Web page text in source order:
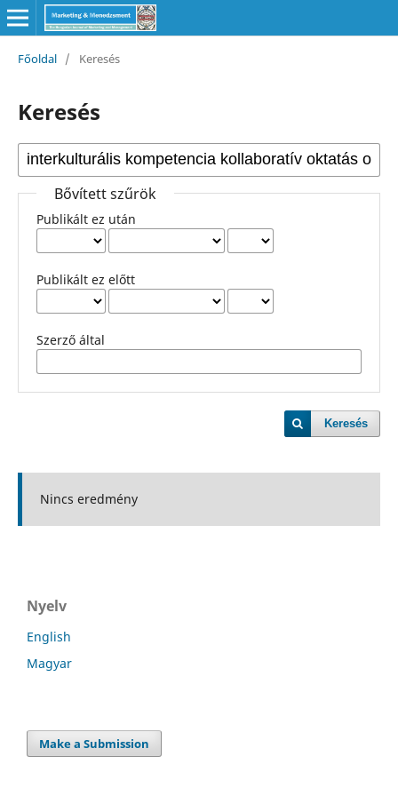
Főoldal / Keresés
Keresés
Bővített szűrök
Publikált ez után
Publikált ez előtt
Szerző által
Keresés
Nincs eredmény
Nyelv
English
Magyar
Make a Submission